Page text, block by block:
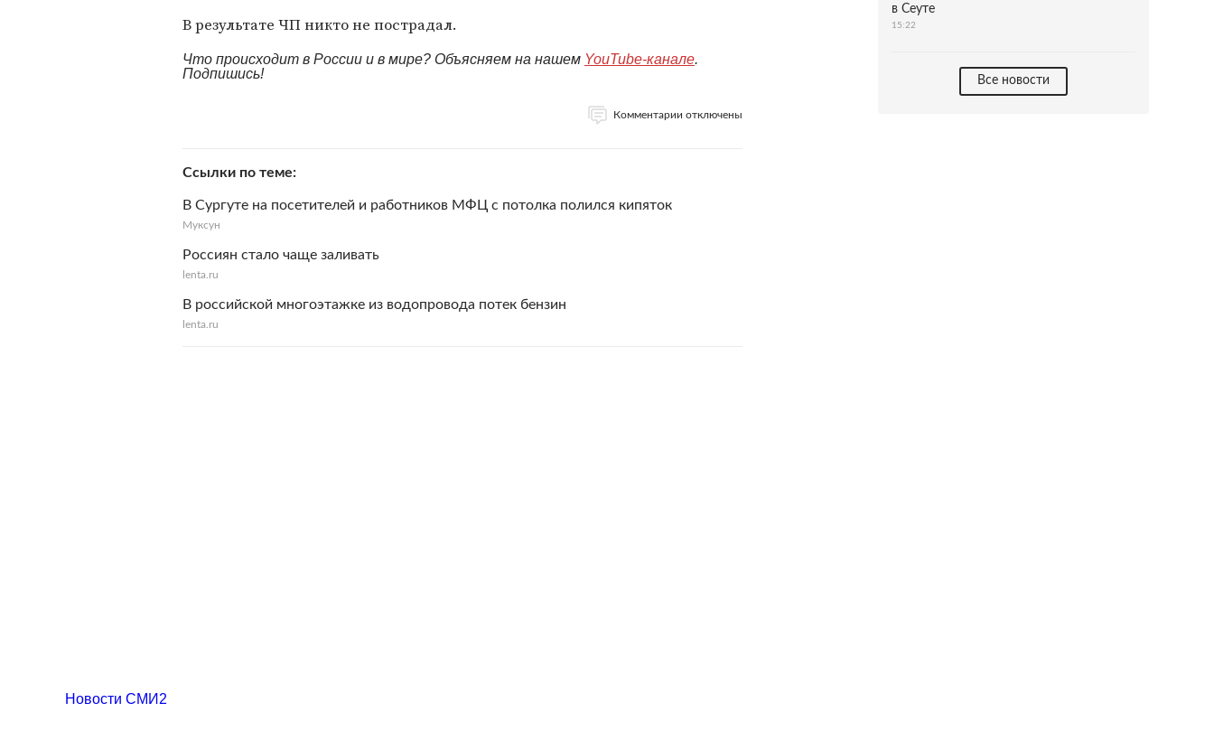
В результате ЧП никто не пострадал.
Что происходит в России и в мире? Объясняем на нашем YouTube-канале.
Подпишись!
Комментарии отключены
Ссылки по теме
В Сургуте на посетителей и работников МФЦ с потолка полился кипяток
Муксун
Россиян стало чаще заливать
lenta.ru
В российской многоэтажке из водопровода потек бензин
lenta.ru
в Сеуте
15:22
Все новости
Новости СМИ2